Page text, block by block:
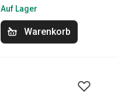
Auf Lager
Warenkorb